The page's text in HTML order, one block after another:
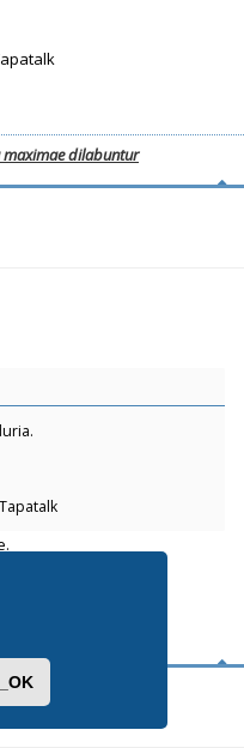
maximae dilabuntur